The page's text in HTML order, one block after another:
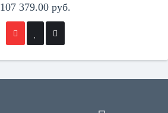
107 379.00 руб.